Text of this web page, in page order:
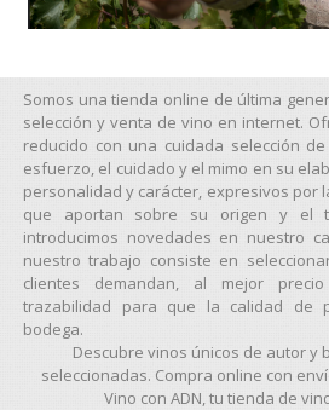
Somos una tienda online de última
selección y venta de vino en internet.
reducido con una cuidada selección
esfuerzo, el cuidado y el mimo en su
personalidad y carácter, expresivos por
que aportan sobre su origen y el
introducimos novedades en nuestro
nuestro trabajo consiste en
clientes demandan, al mejor
trazabilidad para que la calidad de
bodega.
Descubre vinos únicos de autor y
seleccionadas. Compra online con
Vino con ADN, tu tienda de